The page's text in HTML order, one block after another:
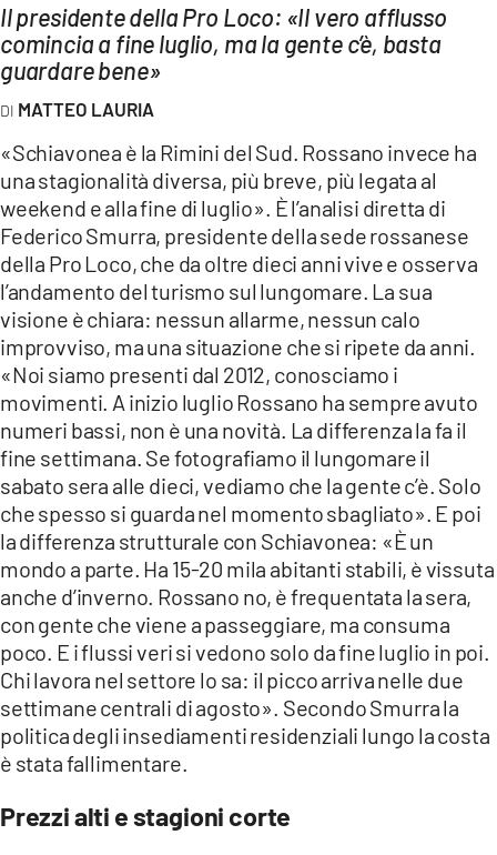
LaC
Network
LACONAIR.IT
LACITYMAG.IT
ILREGGINO.IT
COSENZACHANNEL.IT
ILVIBONESE.IT
CATANZAROCHANNEL.IT
LACAPITALENEWS.IT
App
ANDROID
APPLE
Il presidente della Pro Loco: «Il vero afflusso
comincia a fine luglio, ma la gente c’è, basta
guardare bene»
MATTEO LAURIA
«Schiavonea è la Rimini del Sud. Rossano invece ha
una stagionalità diversa, più breve, più legata al
weekend e alla fine di luglio». È l’analisi diretta di
Federico Smurra, presidente della sede rossanese
della Pro Loco, che da oltre dieci anni vive e osserva
l’andamento del turismo sul lungomare. La sua
visione è chiara: nessun allarme, nessun calo
improvviso, ma una situazione che si ripete da anni.
«Noi siamo presenti dal 2012, conosciamo i
movimenti. A inizio luglio Rossano ha sempre avuto
numeri bassi, non è una novità. La differenza la fa il
fine settimana. Se fotografiamo il lungomare il
sabato sera alle dieci, vediamo che la gente c’è. Solo
che spesso si guarda nel momento sbagliato». E poi
la differenza strutturale con Schiavonea: «È un
mondo a parte. Ha 15-20 mila abitanti stabili, è vissuta
anche d’inverno. Rossano no, è frequentata la sera,
con gente che viene a passeggiare, ma consuma
poco. E i flussi veri si vedono solo da fine luglio in poi.
Chi lavora nel settore lo sa: il picco arriva nelle due
settimane centrali di agosto». Secondo Smurra la
politica degli insediamenti residenziali lungo la costa
è stata fallimentare.
Prezzi alti e stagioni corte